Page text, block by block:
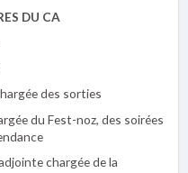
DU CA
des sorties
du Fest-noz, des soirées
chargée de la